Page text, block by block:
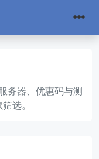
务器、优惠码与测
选。